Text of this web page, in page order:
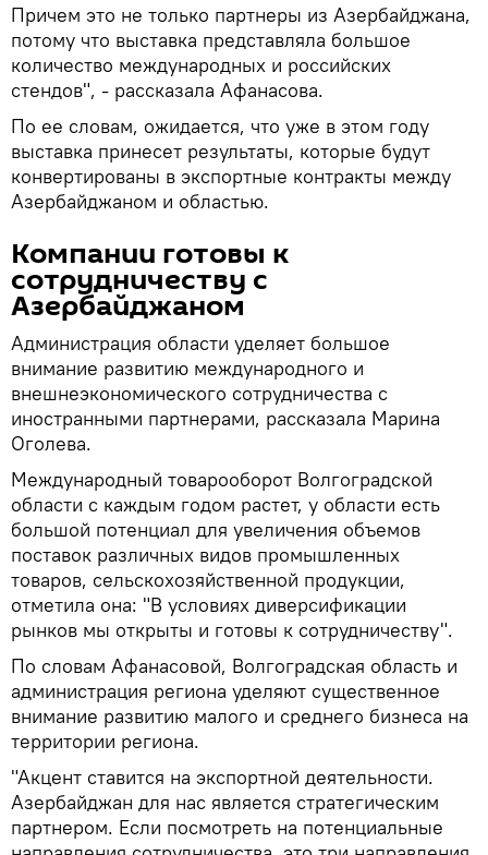
Причем это не только партнеры из Азербайджана,
потому что выставка представляла большое
количество международных и российских
стендов", - рассказала Афанасова.
По ее словам, ожидается, что уже в этом году
выставка принесет результаты, которые будут
конвертированы в экспортные контракты между
Азербайджаном и областью.
Компании готовы к
сотрудничеству с
Азербайджаном
Администрация области уделяет большое
внимание развитию международного и
внешнеэкономического сотрудничества с
иностранными партнерами, рассказала Марина
Оголева.
Международный товарооборот Волгоградской
области с каждым годом растет, у области есть
большой потенциал для увеличения объемов
поставок различных видов промышленных
товаров, сельскохозяйственной продукции,
отметила она: "В условиях диверсификации
рынков мы открыты и готовы к сотрудничеству".
По словам Афанасовой, Волгоградская область и
администрация региона уделяют существенное
внимание развитию малого и среднего бизнеса на
территории региона.
"Акцент ставится на экспортной деятельности.
Азербайджан для нас является стратегическим
партнером. Если посмотреть на потенциальные